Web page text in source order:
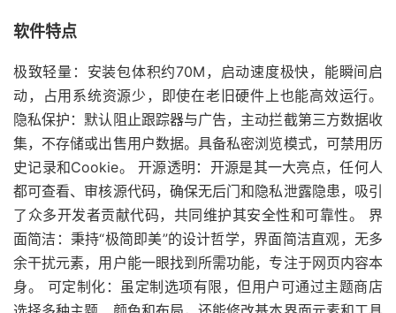
软件特点
极致轻量：安装包体积约70M，启动速度极快，能瞬间启
动，占用系统资源少，即使在老旧硬件上也能高效运行。
隐私保护：默认阻止跟踪器与广告，主动拦截第三方数据收
集，不存储或出售用户数据。具备私密浏览模式，可禁用历
史记录和Cookie。 开源透明：开源是其一大亮点，任何人
都可查看、审核源代码，确保无后门和隐私泄露隐患，吸引
了众多开发者贡献代码，共同维护其安全性和可靠性。 界
面简洁：秉持“极简即美”的设计哲学，界面简洁直观，无多
余干扰元素，用户能一眼找到所需功能，专注于网页内容本
身。 可定制化：虽定制选项有限，但用户可通过主题商店